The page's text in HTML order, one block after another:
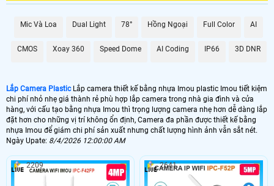
Mic Và Loa Dual Light 78° Hồng Ngoại Full Color AI
CMOS Xoay 360 Speed Dome AI Coding IP66 3D DNR
Lắp Camera PlasticLắp camera thiết kế bằng nhựa Imou plastic Imou tiết kiệm
chi phí nhỏ nhẹ giá thành rẻ phù hợp lắp camera trong nhà gia đình và cửa
hàng, với cấu tạo bằng nhựa Imou thì trọng lượng camera nhẹ hơn dễ dàng lắp
đặt hơn cho những vị trí không ổn định, Camera đa phần được thiết kế bằng
nhựa Imou để giám chi phí sản xuất nhưng chất lượng hình ảnh vẫn sắt nét.
Ngày Upate: 8/4/2026 12:00:00 AM
2209 2641